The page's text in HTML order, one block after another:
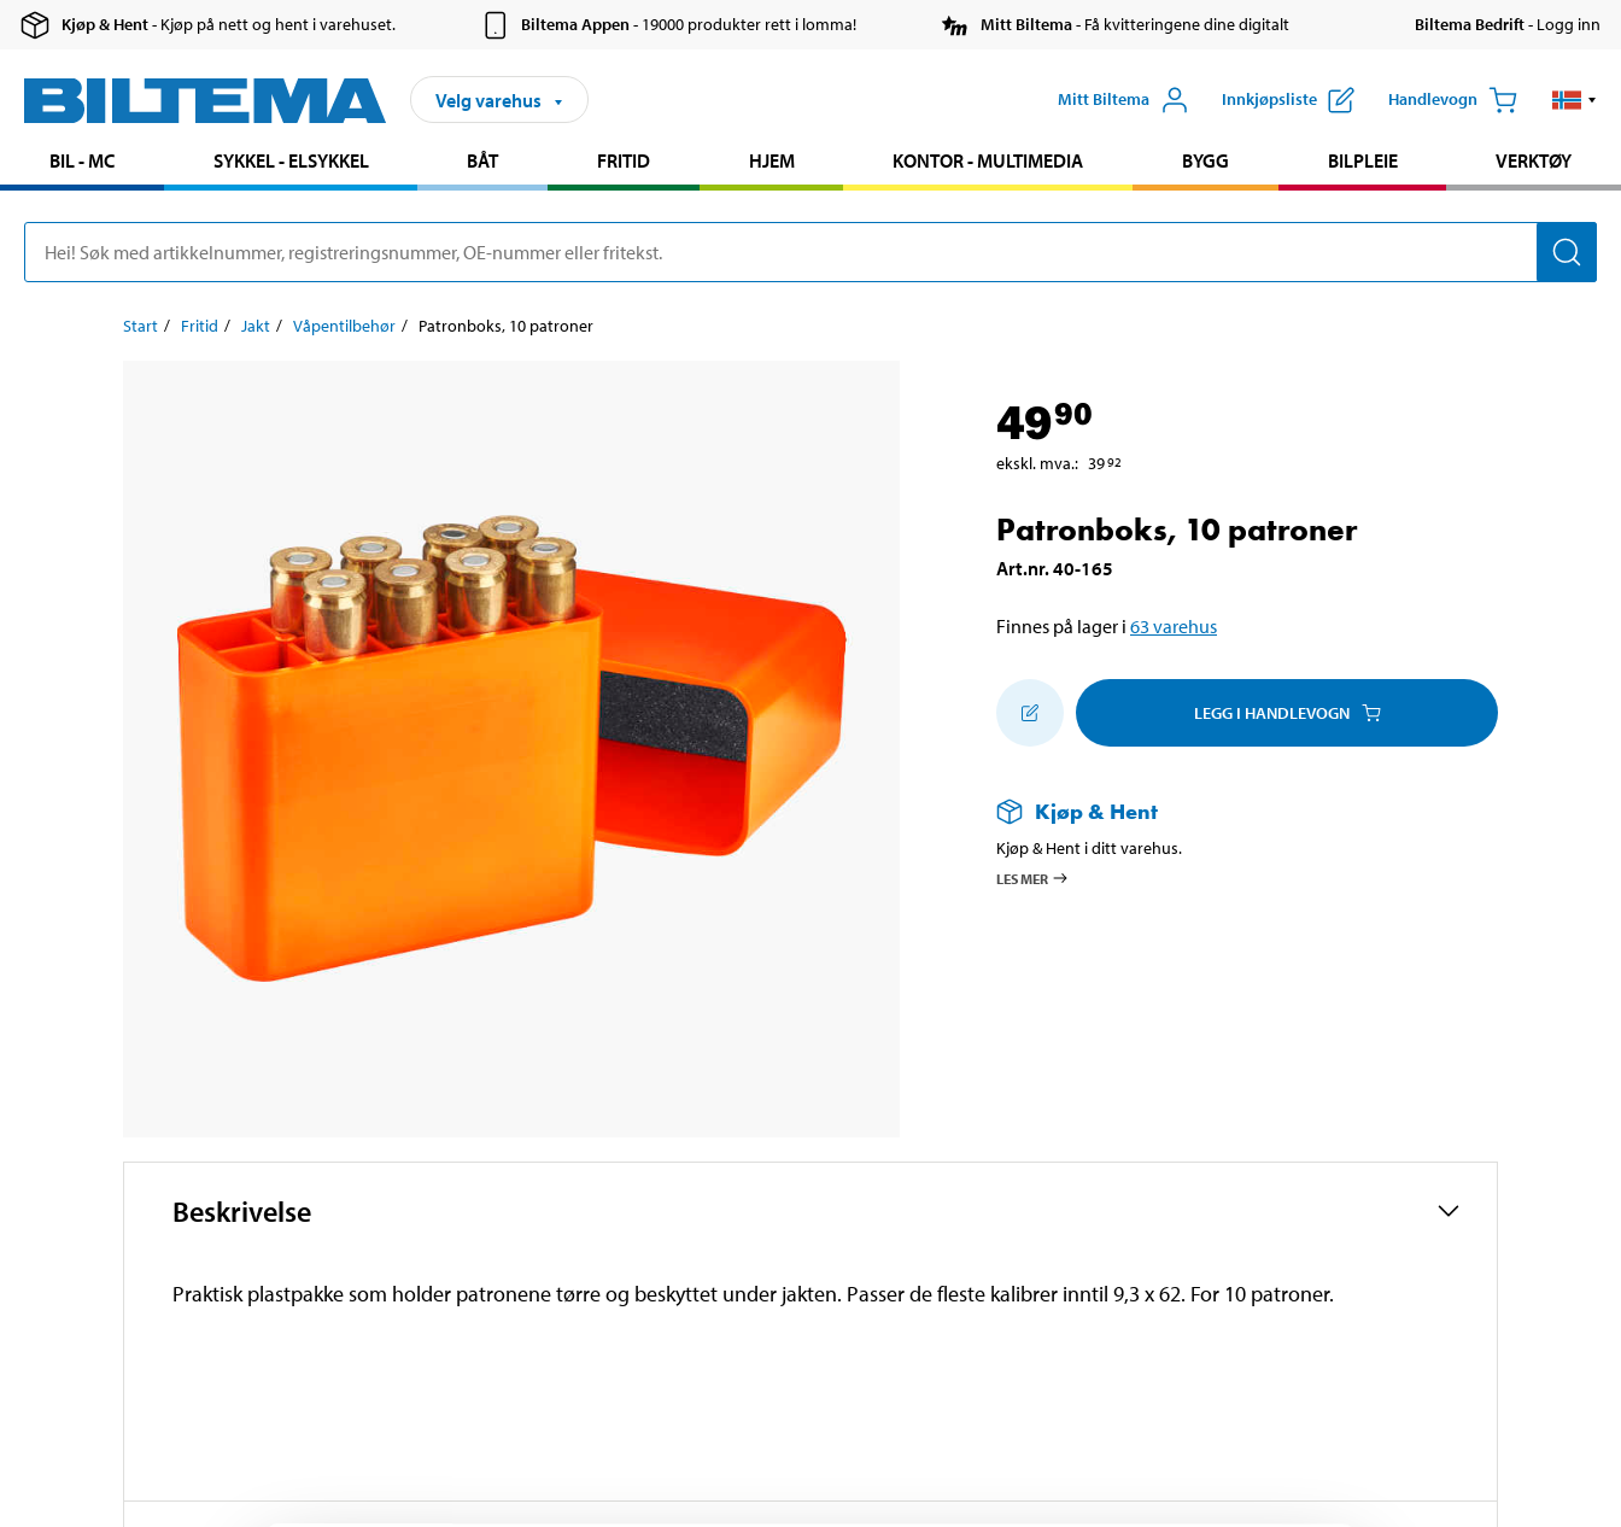
Kjøp & Hent- Kjøp på nett og hent i varehuset. Biltema Appen- 19000 produkter rett i lomma! Mitt Biltema- Få kvitteringene dine digitalt Biltema Bedrift- Logg inn
Velg varehus Mitt Biltema Innkjøpsliste Handlevogn
BIL - MC SYKKEL - ELSYKKEL BÅT FRITID HJEM KONTOR - MULTIMEDIA BYGG BILPLEIE VERKTØY
Start Fritid Jakt Våpentilbehør Patronboks, 10 patroner
4990
ekskl. mva.: 3992
Patronboks, 10 patroner
Art.nr.40-165
Finnes på lager i 63 varehus
LEGG I HANDLEVOGN
Kjøp & Hent
Kjøp & Hent i ditt varehus.
LES MER
Beskrivelse
Praktisk plastpakke som holder patronene tørre og beskyttet under jakten. Passer de fleste kalibrer inntil 9,3 x 62. For 10 patroner.